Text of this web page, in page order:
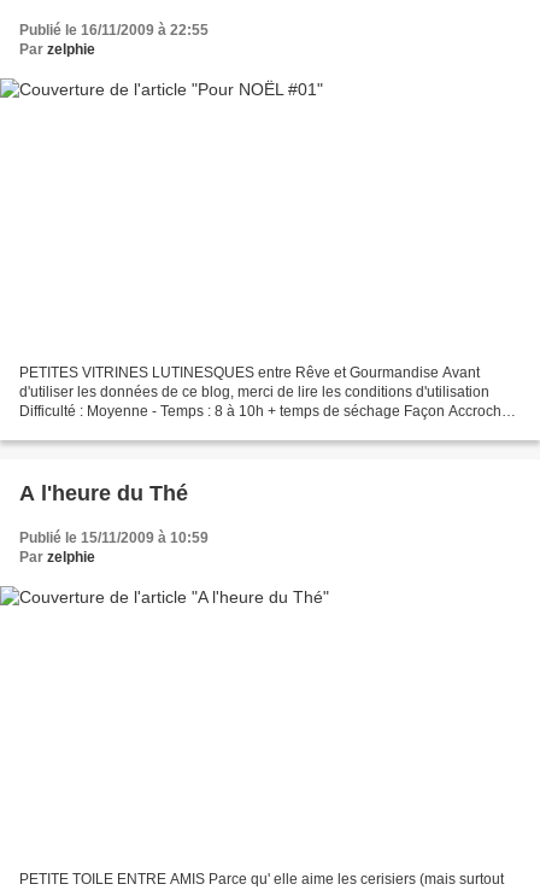
Publié le 16/11/2009 à 22:55
Par zelphie
PETITES VITRINES LUTINESQUES entre Rêve et Gourmandise Avant
d'utiliser les données de ce blog, merci de lire les conditions d'utilisation
Difficulté : Moyenne - Temps : 8 à 10h + temps de séchage Façon Accroche-
A l'heure du Thé
Publié le 15/11/2009 à 10:59
Par zelphie
PETITE TOILE ENTRE AMIS Parce qu' elle aime les cerisiers (mais surtout